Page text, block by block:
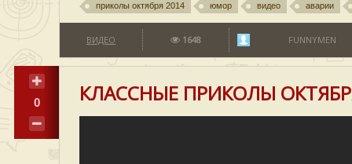
приколы октября 2014 юмор видео аварии
ВИДЕО 1648 FUNNYMEN
0 КЛАССНЫЕ ПРИКОЛЫ